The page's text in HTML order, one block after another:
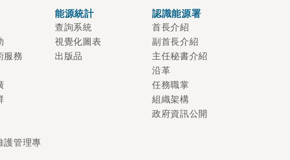
服務
護管理專
能源統計
查詢系統
視覺化圖表
出版品
認識能源署
首長介紹
副首長介紹
主任秘書介紹
沿革
任務職掌
組織架構
政府資訊公開